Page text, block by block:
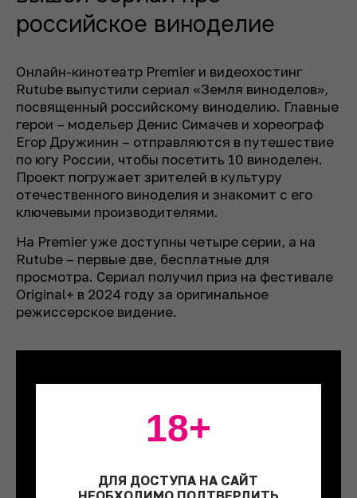
российское виноделие
Онлайн-кинотеатр Premier и видеохостинг
Rutube выпустили сериал «Земля виноделов»,
посвященный российскому виноделию. Главные
герои – модельер Денис Симачев и хореограф
Егор Дружинин – отправляются в путешествие
по югу России, чтобы посетить 10 виноделен.
Проект погружает зрителей в культуру
отечественного виноделия и знакомит с его
ключевыми производителями.
На Premier уже доступны четыре серии, а на
Rutube – первые две, бесплатные для
просмотра. Сериал получил приз на фестивале
Original+ в 2024 году за оригинальное
режиссерское видение.
ДЛЯ ДОСТУПА НА САЙТ
18+